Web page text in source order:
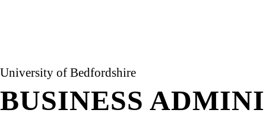
University of Bedfordshire
BUSINESS